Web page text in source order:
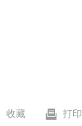
收藏 打印